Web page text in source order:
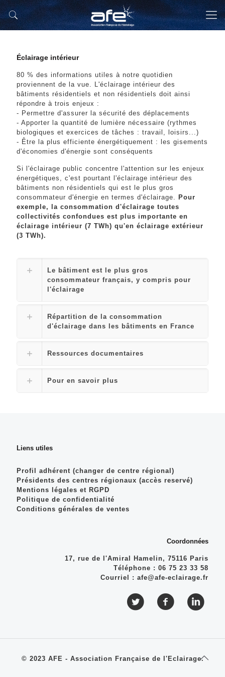
Éclairage intérieur
80 % des informations utiles à notre quotidien
proviennent de la vue. L'éclairage intérieur des
bâtiments résidentiels et non résidentiels doit ainsi
répondre à trois enjeux :
- Permettre d'assurer la sécurité des déplacements
- Apporter la quantité de lumière nécessaire (rythmes
biologiques et exercices de tâches : travail, loisirs...)
- Être la plus efficiente énergétiquement : les gisements
d'économies d'énergie sont conséquents
Si l'éclairage public concentre l'attention sur les enjeux
énergétiques, c'est pourtant l'éclairage intérieur des
bâtiments non résidentiels qui est le plus gros
consommateur d'énergie en termes d'éclairage. Pour
exemple, la consommation d'éclairage toutes
collectivités confondues est plus importante en
éclairage intérieur (7 TWh) qu'en éclairage extérieur
(3 TWh).
Le bâtiment est le plus gros
consommateur français, y compris pour
l'éclairage
Répartition de la consommation
d'éclairage dans les bâtiments en France
Ressources documentaires
Pour en savoir plus
Liens utiles
Profil adhérent (changer de centre régional)
Présidents des centres régionaux (accès reservé)
Mentions légales et RGPD
Politique de confidentialité
Conditions générales de ventes
Coordonnées
17, rue de l'Amiral Hamelin, 75116 Paris
Téléphone : 06 75 23 33 58
Courriel : afe@afe-eclairage.fr
© 2023 AFE - Association Française de l'Eclairage.